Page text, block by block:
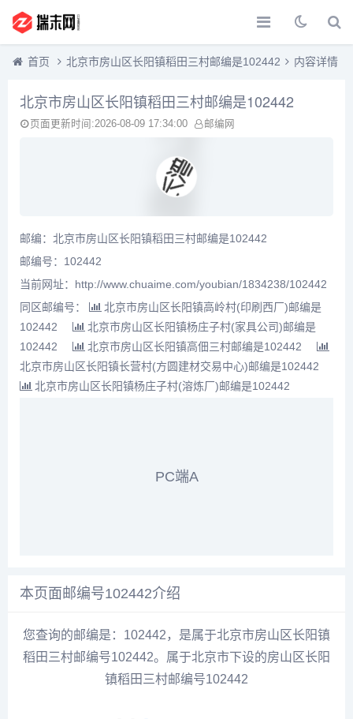
首页 北京市房山区长阳镇稻田三村邮编是102442 内容详情
北京市房山区长阳镇稻田三村邮编是102442
页面更新时间:2026-08-09 17:34:00 邮编网
邮编：北京市房山区长阳镇稻田三村邮编是102442
邮编号：102442
当前网址：http://www.chuaime.com/youbian/1834238/102442
同区邮编号：
北京市房山区长阳镇高岭村(印刷西厂)邮编是
102442
北京市房山区长阳镇杨庄子村(家具公司)邮编是
102442
北京市房山区长阳镇高佃三村邮编是102442
北京市房山区长阳镇长营村(方圆建材交易中心)邮编是102442
北京市房山区长阳镇杨庄子村(溶炼厂)邮编是102442
PC端A
本页面邮编号102442介绍
您查询的邮编是：102442，是属于北京市房山区长阳镇
稻田三村邮编号102442。属于北京市下设的房山区长阳
镇稻田三村邮编号102442